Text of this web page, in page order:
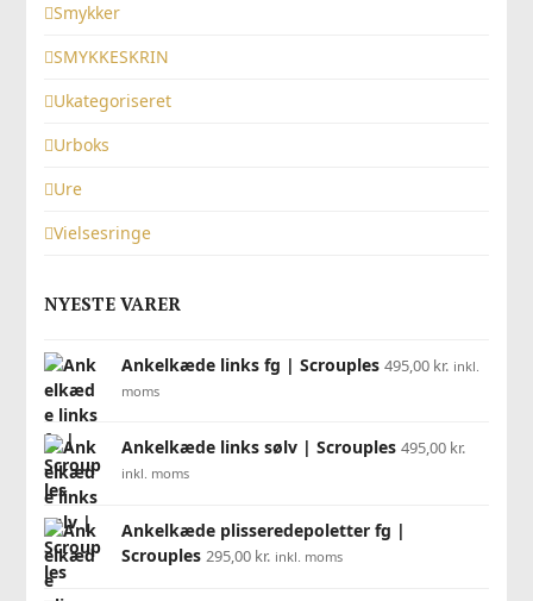
Smykker
SMYKKESKRIN
Ukategoriseret
Urboks
Ure
Vielsesringe
NYESTE VARER
Ankelkæde links fg | Scrouples 495,00 kr. inkl.
moms
Ankelkæde links sølv | Scrouples 495,00 kr.
inkl. moms
Ankelkæde plisseredepoletter fg |
Scrouples 295,00 kr. inkl. moms